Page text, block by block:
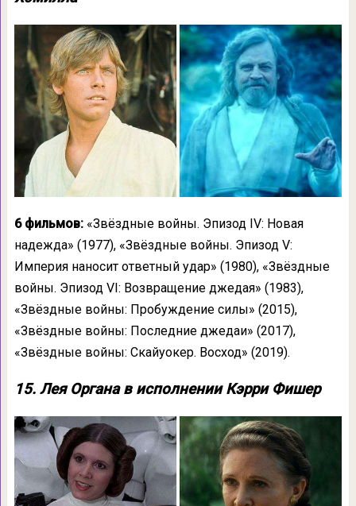
6 фильмов:«Звёздные войны. Эпизод IV: Новая
надежда» (1977), «Звёздные войны. Эпизод V:
Империя наносит ответный удар» (1980), «Звёздные
войны. Эпизод VI: Возвращение джедая» (1983),
«Звёздные войны: Пробуждение силы» (2015),
«Звёздные войны: Последние джедаи» (2017),
«Звёздные войны: Скайуокер. Восход» (2019).
15. Лея Органа в исполнении Кэрри Фишер